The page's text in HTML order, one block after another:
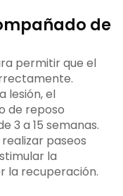
de
permitir que el
lesión, el
de reposo
3 a 15 semanas.
paseos
la
la recuperación.